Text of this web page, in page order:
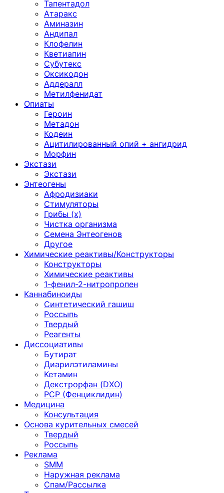
Тапентадол
Атаракс
Аминазин
Андипал
Клофелин
Кветиапин
Субутекс
Оксикодон
Аддералл
Метилфенидат
Опиаты
Героин
Метадон
Кодеин
Ацитилированный опий + ангидрид
Морфин
Экстази
Экстази
Энтеогены
Афродизиаки
Стимуляторы
Грибы (х)
Чистка организма
Семена Энтеогенов
Другое
Химические реактивы/Конструкторы
Конструкторы
Химические реактивы
1-фенил-2-нитропропен
Каннабиноиды
Синтетический гашиш
Россыпь
Твердый
Реагенты
Диссоциативы
Бутират
Диарилэтиламины
Кетамин
Декстрорфан (DXO)
PCP (Фенциклидин)
Медицина
Консультация
Основа курительных смесей
Твердый
Россыпь
Реклама
SMM
Наружная реклама
Спам/Рассылка